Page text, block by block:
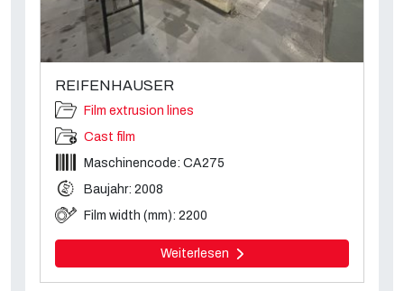
REIFENHAUSER
Film extrusion lines
Cast film
Maschinencode: CA275
Baujahr: 2008
Film width (mm): 2200
Weiterlesen